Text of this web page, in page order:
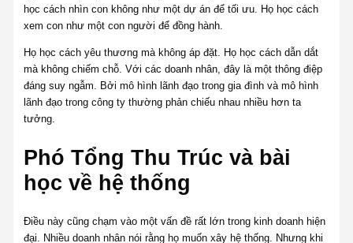
học cách nhìn con không như một dự án để tối ưu. Họ học cách
xem con như một con người để đồng hành.
Họ học cách yêu thương mà không áp đặt. Họ học cách dẫn dắt
mà không chiếm chỗ. Với các doanh nhân, đây là một thông điệp
đáng suy ngẫm. Bởi mô hình lãnh đạo trong gia đình và mô hình
lãnh đạo trong công ty thường phản chiếu nhau nhiều hơn ta
tưởng.
Phó Tổng Thu Trúc và bài
học về hệ thống
Điều này cũng chạm vào một vấn đề rất lớn trong kinh doanh hiện
đại. Nhiều doanh nhân nói rằng họ muốn xây hệ thống. Nhưng khi